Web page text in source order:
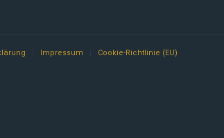
Impressum Cookie-Richtlinie (EU)